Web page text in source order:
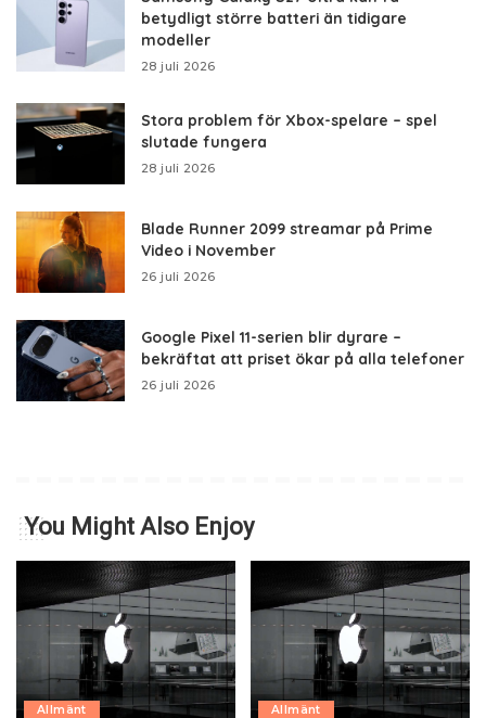
betydligt större batteri än tidigare
modeller
28 juli 2026
Stora problem för Xbox-spelare – spel
slutade fungera
28 juli 2026
Blade Runner 2099 streamar på Prime
Video i November
26 juli 2026
Google Pixel 11-serien blir dyrare –
bekräftat att priset ökar på alla telefoner
26 juli 2026
You Might Also Enjoy
Allmänt Allmänt